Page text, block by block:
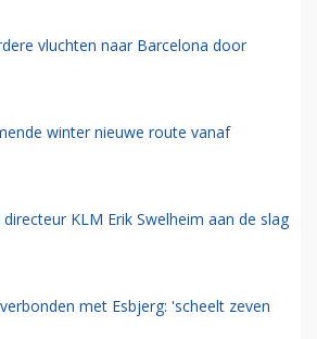
vluchten naar Barcelona door
winter nieuwe route vanaf
KLM Erik Swelheim aan de slag
met Esbjerg: 'scheelt zeven